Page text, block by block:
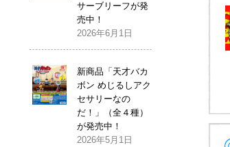
サーブリーフが発
売中！
2026年6月1日
新商品「天才バカ
ボン めじるしアク
セサリーなの
だ！」（全４種）
が発売中！
2026年5月1日